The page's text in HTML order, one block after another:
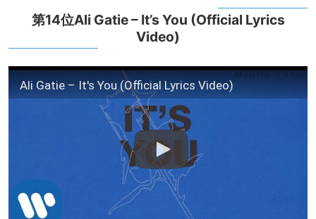
第14位Ali Gatie – It’s You (Official Lyrics
Video)
Ali Gatie – It's You (Official Lyrics Video)